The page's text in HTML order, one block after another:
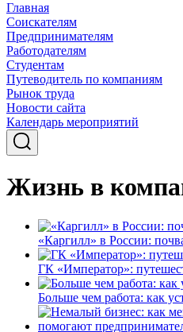
Главная
Соискателям
Предпринимателям
Работодателям
Студентам
Путеводитель по компаниям
Рынок труда
Новости сайта
Календарь мероприятий
Жизнь в
«Каргилл» в России:
ГК «Император»:
Больше чем работа: как